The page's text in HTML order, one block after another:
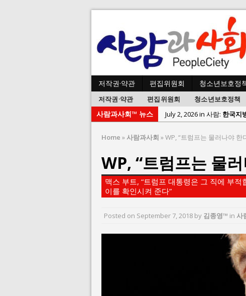
저작권·약관 편집위원회 청소년보호정
저작권·약관 편집위원회 청소년보호정책
사람과사회™ 뉴스 July 2, 2026 in 사람: 한국지
June 8, 2026 in 사람과사회:
June 2, 2026 in 사람과사회:
May 27, 2026 in 사람과사회:
August 3, 2026 in 사람과사
July 26, 2026 in 사람과사회:
July 23, 2026 in 사람과사회:
Home »사람과사회 »WP, “트럼프는 물러나야 한
WP, “트럼프는 물
맥스 부트, “트럼프 대통령은 그 직에 부
이를 확인시켜 준다”
Posted on September 7, 2018 by 김종영™ in 사